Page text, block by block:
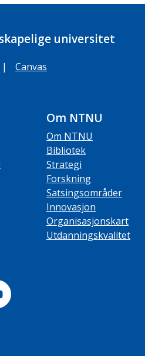
universitet
| Canvas
Om NTNU
Om NTNU
Bibliotek
Strategi
Forskning
Satsingsområder
Innovasjon
Organisasjonskart
Utdanningskvalitet
Youtube